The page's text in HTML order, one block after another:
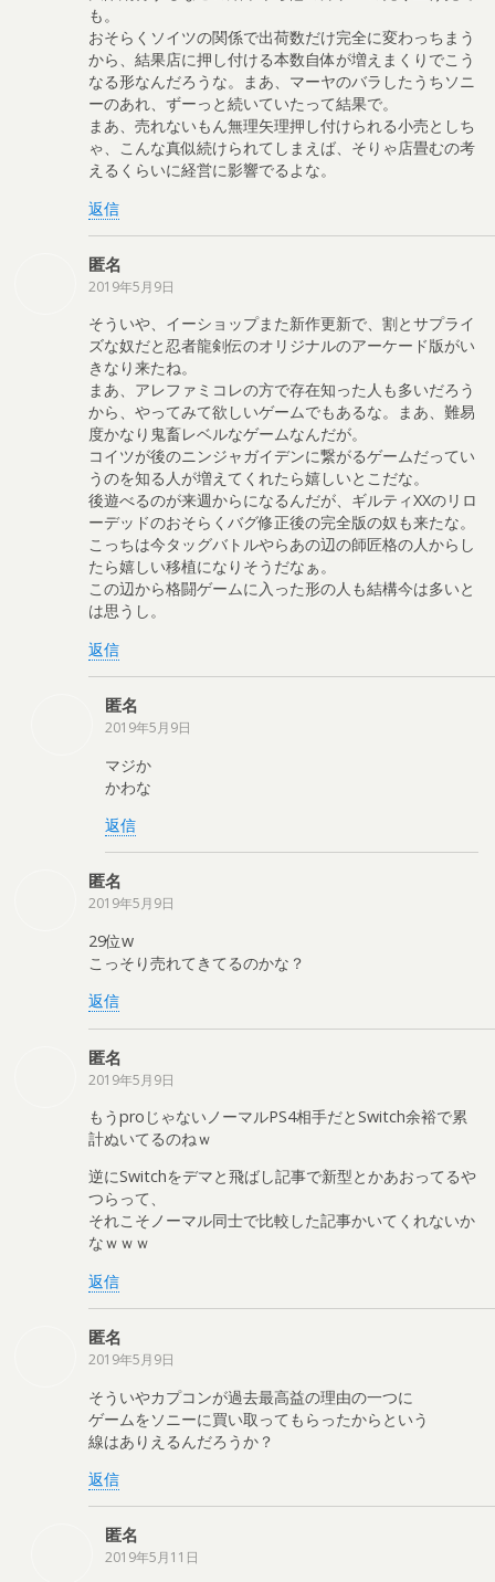
も。
おそらくソイツの関係で出荷数だけ完全に変わっちまう
から、結果店に押し付ける本数自体が増えまくりでこう
なる形なんだろうな。まあ、マーヤのバラしたうちソニ
ーのあれ、ずーっと続いていたって結果で。
まあ、売れないもん無理矢理押し付けられる小売としち
ゃ、こんな真似続けられてしまえば、そりゃ店畳むの考
えるくらいに経営に影響でるよな。
返信
匿名
2019年5月9日
そういや、イーショップまた新作更新で、割とサプライ
ズな奴だと忍者龍剣伝のオリジナルのアーケード版がい
きなり来たね。
まあ、アレファミコレの方で存在知った人も多いだろう
から、やってみて欲しいゲームでもあるな。まあ、難易
度かなり鬼畜レベルなゲームなんだが。
コイツが後のニンジャガイデンに繋がるゲームだってい
うのを知る人が増えてくれたら嬉しいとこだな。
後遊べるのが来週からになるんだが、ギルティXXのリロ
ーデッドのおそらくバグ修正後の完全版の奴も来たな。
こっちは今タッグバトルやらあの辺の師匠格の人からし
たら嬉しい移植になりそうだなぁ。
この辺から格闘ゲームに入った形の人も結構今は多いと
は思うし。
返信
匿名
2019年5月9日
マジか
かわな
返信
匿名
2019年5月9日
29位w
こっそり売れてきてるのかな？
返信
匿名
2019年5月9日
もうproじゃないノーマルPS4相手だとSwitch余裕で累
計ぬいてるのねｗ
逆にSwitchをデマと飛ばし記事で新型とかあおってるや
つらって、
それこそノーマル同士で比較した記事かいてくれないか
なｗｗｗ
返信
匿名
2019年5月9日
そういやカプコンが過去最高益の理由の一つに
ゲームをソニーに買い取ってもらったからという
線はありえるんだろうか？
返信
匿名
2019年5月11日